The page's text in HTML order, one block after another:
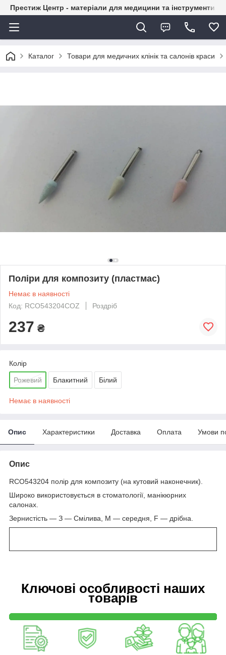
Престиж Центр - матеріали для медицини та інструменти
Каталог Товари для медичних клінік та салонів краси
Поліри для композиту (пластмас)
Немає в наявності
Код: RCO543204COZ
Роздріб
237 ₴
Колір
Рожевий Блакитний Білий
Немає в наявності
Опис Характеристики Доставка Оплата Умови
Опис
RCO543204 полір для композиту (на кутовий наконечник).
Широко використовується в стоматології, манікюрних
салонах.
Зернистість — З — Смілива, М — середня, F — дрібна.
Ключові особливості наших
товарів